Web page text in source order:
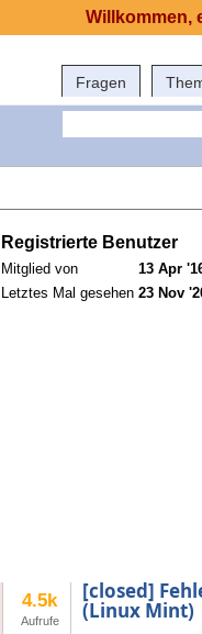
Fragen
Registrierte Benutzer
Mitglied von
13 Apr
Letztes Mal gesehen 23 Nov
4.5k
Aufrufe
[closed]
(Linux Mint)
Willkommen,